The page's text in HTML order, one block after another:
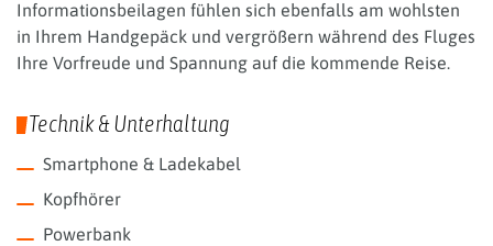
Informationsbeilagen fühlen sich ebenfalls am wohlsten
in Ihrem Handgepäck und vergrößern während des Fluges
Ihre Vorfreude und Spannung auf die kommende Reise.
Technik & Unterhaltung
Smartphone & Ladekabel
Kopfhörer
Powerbank